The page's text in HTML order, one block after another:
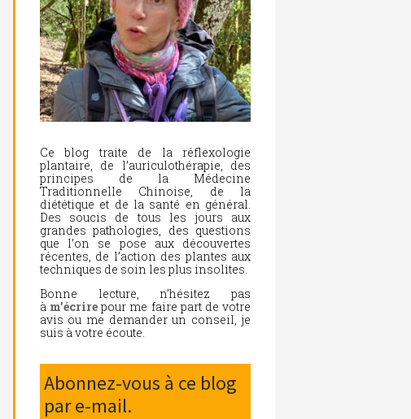
Ce blog traite de la réflexologie
plantaire, de l’auriculothérapie, des
principes de la Médecine
Traditionnelle Chinoise, de la
diététique et de la santé en général.
Des soucis de tous les jours aux
grandes pathologies, des questions
que l’on se pose aux découvertes
récentes, de l’action des plantes aux
techniques de soin les plus insolites.
Bonne lecture, n’hésitez pas
à m’écrire pour me faire part de votre
avis ou me demander un conseil, je
suis à votre écoute.
Abonnez-vous à ce blog
par e-mail.